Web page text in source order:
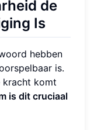
de
Is
hebben
is.
kracht komt
is dit cruciaal